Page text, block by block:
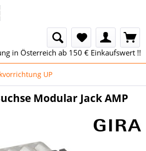
in Österreich ab 150 € Einkaufswert !!
UP
Modular Jack AMP